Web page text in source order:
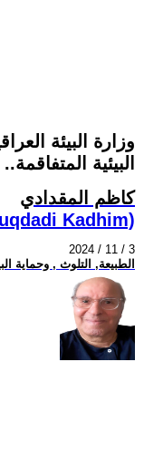
وزارة البيئة
البيئية
كاظم المقدادي
Kadhim)
2024 / 11 / 3
الطبيعة, التلوث , وحماية